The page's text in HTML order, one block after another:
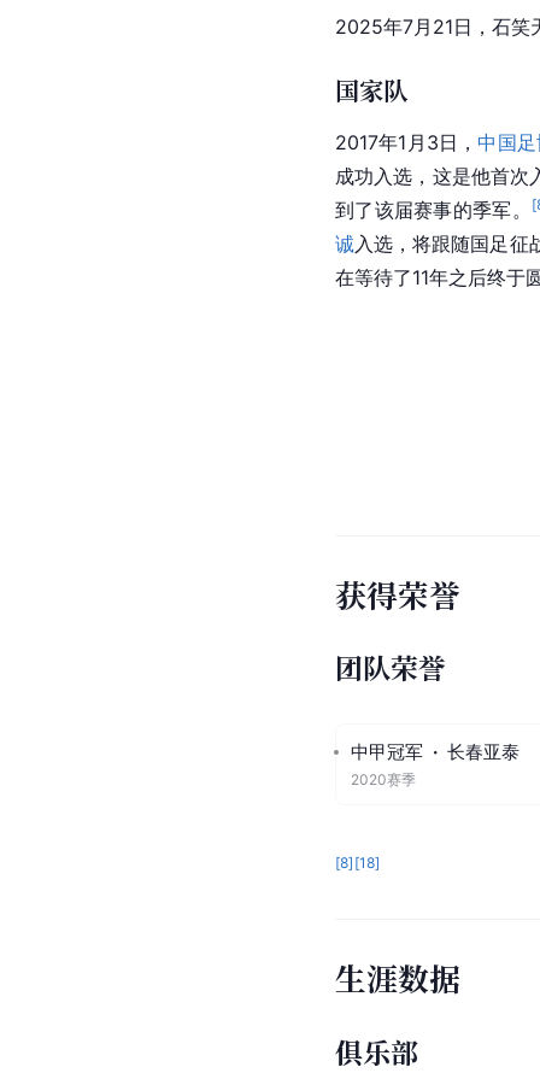
2025年7月21日，石笑
国家队
2017年1月3日，中国
成功入选，这是他首次
到了该届赛事的季军。
[
诚入选，将跟随国足征
在等待了11年之后终于
获得荣誉
团队荣誉
中甲冠军 · 长春亚泰
2020赛季
[8] [18]
生涯数据
俱乐部